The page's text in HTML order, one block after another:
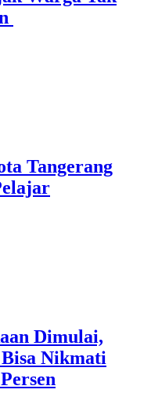
Tangerang
Dimulai,
Nikmati